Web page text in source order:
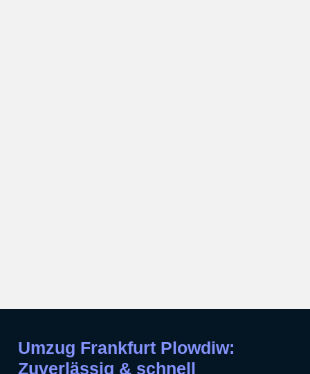
Umzug Frankfurt Plowdiw:
Zuverlässig & schnell